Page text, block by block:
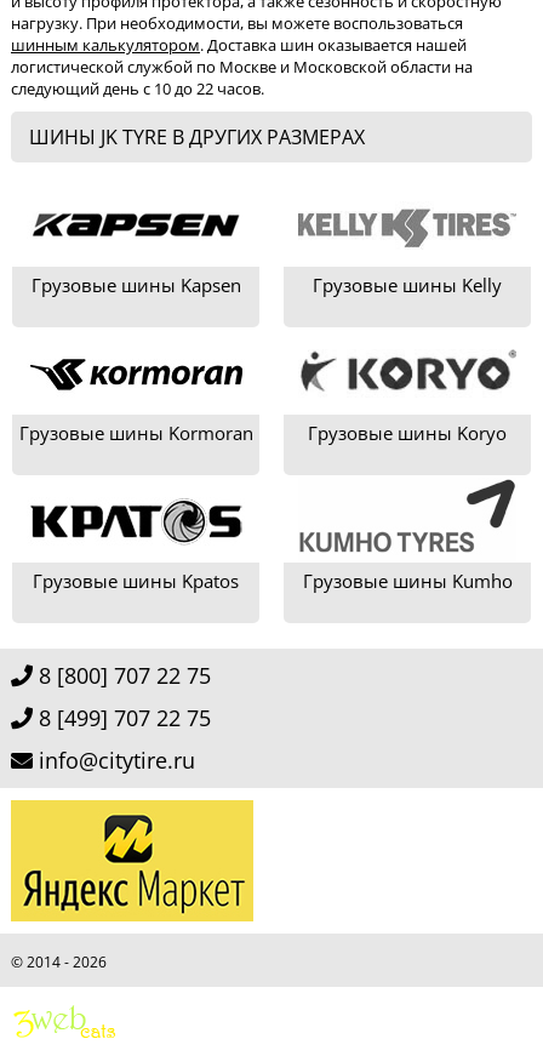
нагрузку. При необходимости, вы можете воспользоваться
шинным калькулятором. Доставка шин оказывается нашей
логистической службой по Москве и Московской области на
следующий день с 10 до 22 часов.
ШИНЫ JK TYRE В ДРУГИХ РАЗМЕРАХ
Грузовые шины Kapsen Грузовые шины Kelly
Грузовые шины Kormoran Грузовые шины Koryo
Грузовые шины Kpatos Грузовые шины Kumho
8 [800] 707 22 75
8 [499] 707 22 75
info@citytire.ru
© 2014 - 2026